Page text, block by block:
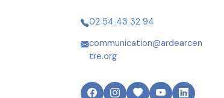
02 54 43 32 94
communication@ardearcen
tre.org